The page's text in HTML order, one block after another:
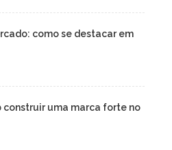
como se destacar em
uma marca forte no